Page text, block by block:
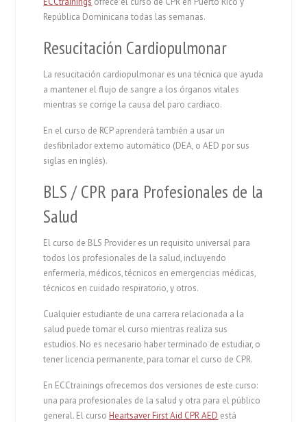
República Dominicana todas las semanas.
Resucitación Cardiopulmonar
La resucitación cardiopulmonar es una técnica que ayuda
a mantener el flujo de sangre a los órganos vitales
mientras se corrige la causa del paro cardiaco.
En el curso de RCP aprenderá también a usar un
desfibrilador externo automático (DEA, o AED por sus
siglas en inglés).
BLS / CPR para Profesionales de la
Salud
El curso de BLS Provider es un requisito universal para
todos los profesionales de la salud, incluyendo
enfermería, médicos, técnicos en emergencias médicas,
técnicos en cuidado respiratorio, y otros.
Cualquier estudiante de una carrera relacionada a la
salud puede tomar el curso mientras realiza sus
estudios. No es necesario haber terminado de estudiar, o
tener licencia permanente, para tomar el curso de CPR.
En ECCtrainings ofrecemos dos versiones de este curso:
una para profesionales de la salud y otra para el público
general. El cursoHeartsaver First Aid CPR AED está